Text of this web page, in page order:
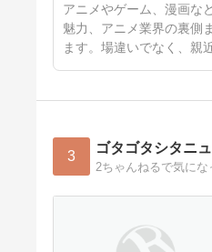
アニメやゲーム、漫画な
魅力、アニメ業界の裏側
ます。場違いでなく、親
3 ゴタゴタシタニ
2ちゃんねるで気に